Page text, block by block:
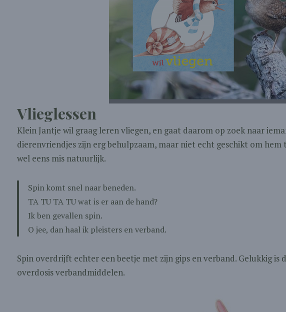
Vlieglessen
Klein Jantje wil graag leren vliegen, en gaat daarom op zoek naar
dierenvriendjes zijn erg behulpzaam, maar niet echt geschikt om
wel eens mis natuurlijk.
Spin komt snel naar beneden.
TA TU TA TU wat is er aan de hand?
Ik ben gevallen spin.
O jee, dan haal ik pleisters en verband.
Spin overdrijft echter een beetje met zijn gips en verband. Gelukkig is
overdosis verbandmiddelen.